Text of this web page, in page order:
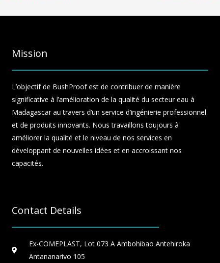
Mission
L’objectif de BushProof est de contribuer de manière
significative à l’amélioration de la qualité du secteur eau à
Madagascar au travers d’un service d’ingénierie professionnel
et de produits innovants. Nous travaillons toujours à
améliorer la qualité et le niveau de nos services en
développant de nouvelles idées et en accroissant nos
capacités.
Contact Details
Ex-COMEPLAST, Lot 073 A Ambohibao Antehiroka
Antananarivo 105